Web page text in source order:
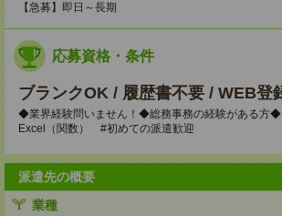
【急募】即日～長期
応募資格・条件
ブランクOK / 履歴書不要 / WEB登
◆業界経験問いません！◆総務事務の経験がある方◆
Excel（関数） #初めての派遣歓迎
派遣先の概要
業種